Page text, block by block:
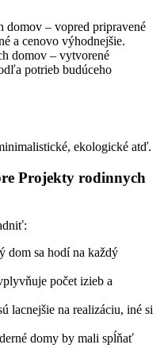
domov – vopred pripravené
a cenovo výhodnejšie.
domov – vytvorené
potrieb budúceho
ekologické atď.
Projekty rodinnych
dom sa hodí na každý
počet izieb a
lacnejšie na realizáciu, iné si
domy by mali spĺňať